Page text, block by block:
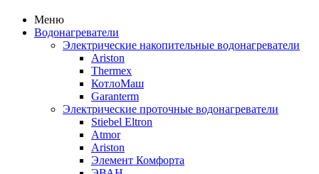
Меню
Водонагреватели
Электрические накопительные водонагреватели
Ariston
Thermex
КотлоМаш
Garanterm
Электрические проточные водонагреватели
Stiebel Eltron
Atmor
Ariston
Элемент Комфорта